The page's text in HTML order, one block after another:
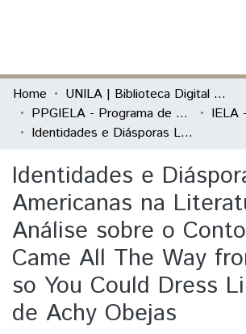
Communities & Collections
All of DSpace
Home
UNILA | Biblioteca Digital de Dissertações e Teses
PPGIELA - Programa de Pós-Graduação Interdisciplinar em Estudos Latino-Americanos
IELA
Identidades e Diásporas Latino-Americanas na Literatura: uma Análise sobre o Conto We Came All The Way from Cuba so You Could Dress Like This, de Achy Obejas
Identidades e
Americanas na
Análise sobre o
Came All The Way
so You Could Dress
de Achy Obejas